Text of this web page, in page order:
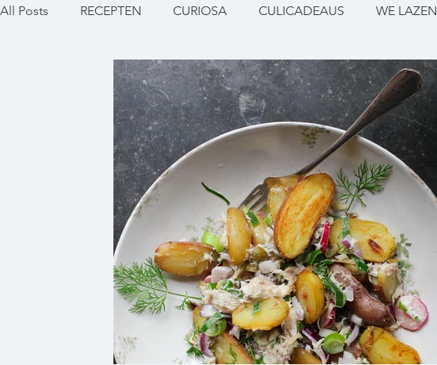
All Posts RECEPTEN CURIOSA CULICADEAUS WE